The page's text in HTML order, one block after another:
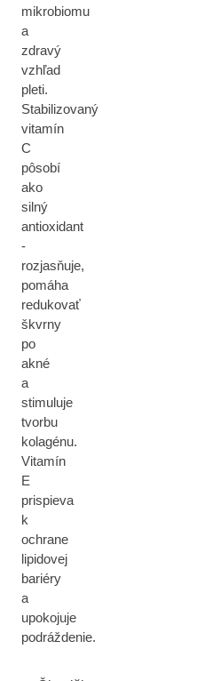
mikrobiomu
a
zdravý
vzhľad
pleti.
Stabilizovaný
vitamín
C
pôsobí
ako
silný
antioxidant
-
rozjasňuje,
pomáha
redukovať
škvrny
po
akné
a
stimuluje
tvorbu
kolagénu.
Vitamín
E
prispieva
k
ochrane
lipidovej
bariéry
a
upokojuje
podráždenie.